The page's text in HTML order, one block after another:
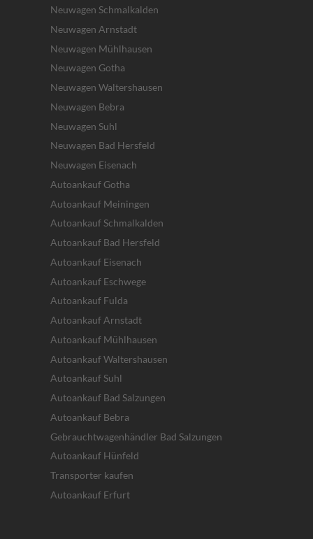
Neuwagen Schmalkalden
Neuwagen Arnstadt
Neuwagen Mühlhausen
Neuwagen Gotha
Neuwagen Waltershausen
Neuwagen Bebra
Neuwagen Suhl
Neuwagen Bad Hersfeld
Neuwagen Eisenach
Autoankauf Gotha
Autoankauf Meiningen
Autoankauf Schmalkalden
Autoankauf Bad Hersfeld
Autoankauf Eisenach
Autoankauf Eschwege
Autoankauf Fulda
Autoankauf Arnstadt
Autoankauf Mühlhausen
Autoankauf Waltershausen
Autoankauf Suhl
Autoankauf Bad Salzungen
Autoankauf Bebra
Gebrauchtwagenhändler Bad Salzungen
Autoankauf Hünfeld
Transporter kaufen
Autoankauf Erfurt